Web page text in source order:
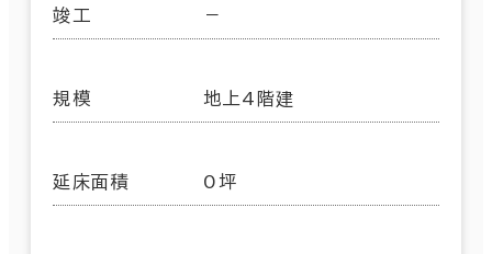
竣工 －
規模 地上4階建
延床面積 0坪